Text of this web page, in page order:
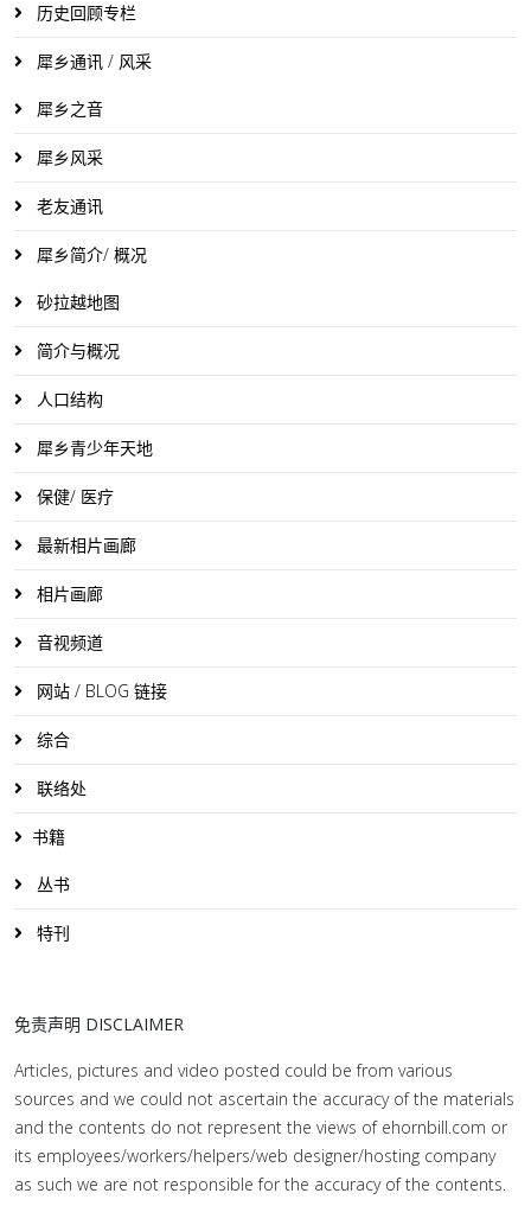
历史回顾专栏
犀乡通讯 / 风采
犀乡之音
犀乡风采
老友通讯
犀乡简介/ 概况
砂拉越地图
简介与概况
人口结构
犀乡青少年天地
保健/ 医疗
最新相片画廊
相片画廊
音视频道
网站 / BLOG 链接
综合
联络处
书籍
丛书
特刊
免责声明 DISCLAIMER
Articles, pictures and video posted could be from various
sources and we could not ascertain the accuracy of the materials
and the contents do not represent the views of ehornbill.com or
its employees/workers/helpers/web designer/hosting company
as such we are not responsible for the accuracy of the contents.